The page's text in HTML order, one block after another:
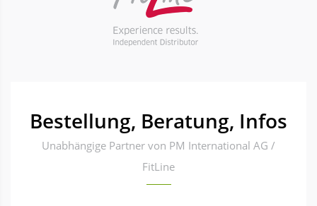
Bestellung, Beratung, Infos
Unabhängige Partner von PM International AG /
FitLine